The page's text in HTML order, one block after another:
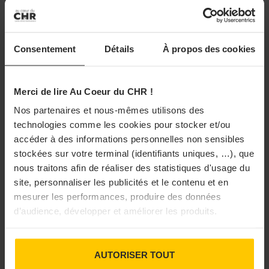
Consentement Détails À propos des cookies
Merci de lire Au Coeur du CHR !
Nos partenaires et nous-mêmes utilisons des
technologies comme les cookies pour stocker et/ou
accéder à des informations personnelles non sensibles
stockées sur votre terminal (identifiants uniques, …), que
nous traitons afin de réaliser des statistiques d'usage du
site, personnaliser les publicités et le contenu et en
mesurer les performances, produire des données
d’audience, développer et améliorer les produits.
AUTORISER TOUT
TOUS ETABLISSEMENTS
FIL D'ACTU
UNE ETABLISSEMENTS
31/07/2026